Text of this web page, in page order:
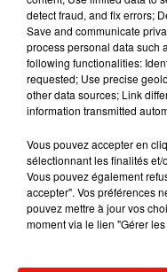
7 août
detect fraud, and fix errors;
Save and communicate
process personal data such
following functionalities:
requested; Use precise
other data sources; Link
information transmitted
Vous pouvez accepter en
sélectionnant les finalités
Vous pouvez également
accepter". Vos préférences
pouvez mettre à jour vos
moment via le lien "Gérer